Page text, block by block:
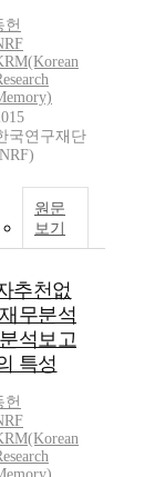
헌
국연구재단
원문
보기
추천없
무분석
석보고
특성
헌